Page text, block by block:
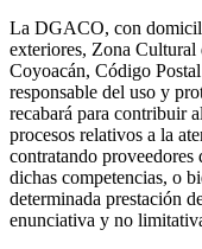
La DGACO, con
exteriores, Zona
Coyoacán, Código
responsable del uso y
recabará para contribuir
procesos relativos a la
contratando
dichas competencias, o
determinada prestación
enunciativa y no